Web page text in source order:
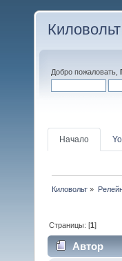
Киловольт
Добро пожаловать,
Начало
Киловольт »
Страницы: [1]
Автор